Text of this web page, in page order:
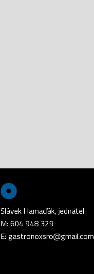
Slávek Hamaďák, jednatel
M: 604 948 329
E: gastronoxsro@gmail.com